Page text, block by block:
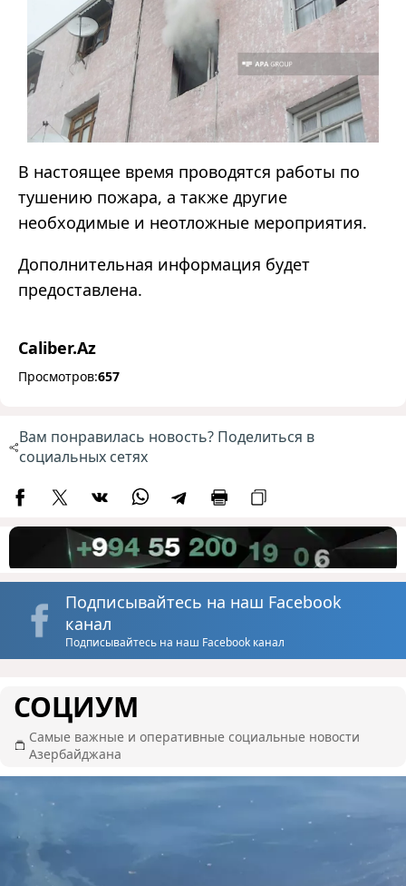
В настоящее время проводятся работы по
тушению пожара, а также другие
необходимые и неотложные мероприятия.
Дополнительная информация будет
предоставлена.
Caliber.Az
Просмотров:657
Вам понравилась новость? Поделиться в
социальных сетях
Подписывайтесь на наш Facebook
канал
Подписывайтесь на наш Facebook канал
СОЦИУМ
Самые важные и оперативные социальные новости
Азербайджана